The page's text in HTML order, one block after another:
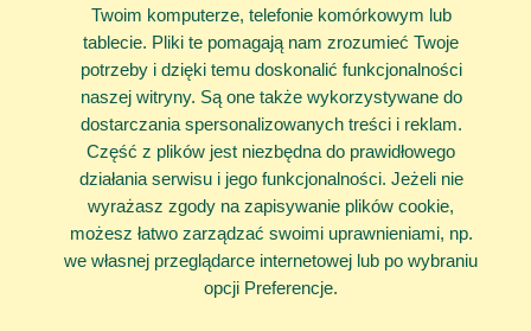
Twoim komputerze, telefonie komórkowym lub
tablecie. Pliki te pomagają nam zrozumieć Twoje
potrzeby i dzięki temu doskonalić funkcjonalności
naszej witryny. Są one także wykorzystywane do
dostarczania spersonalizowanych treści i reklam.
Część z plików jest niezbędna do prawidłowego
działania serwisu i jego funkcjonalności. Jeżeli nie
wyrażasz zgody na zapisywanie plików cookie,
możesz łatwo zarządzać swoimi uprawnieniami, np.
we własnej przeglądarce internetowej lub po wybraniu
opcji Preferencje.